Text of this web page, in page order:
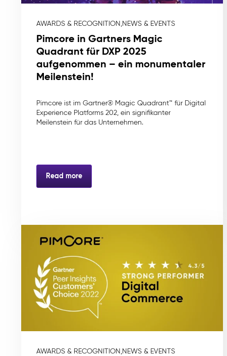
AWARDS & RECOGNITION,NEWS & EVENTS
Pimcore in Gartners Magic
Quadrant für DXP 2025
aufgenommen – ein monumentaler
Meilenstein!
Pimcore ist im Gartner® Magic Quadrant™ für Digital
Experience Platforms 202, ein signifikanter
Meilenstein für das Unternehmen.
Read more
AWARDS & RECOGNITION,NEWS & EVENTS